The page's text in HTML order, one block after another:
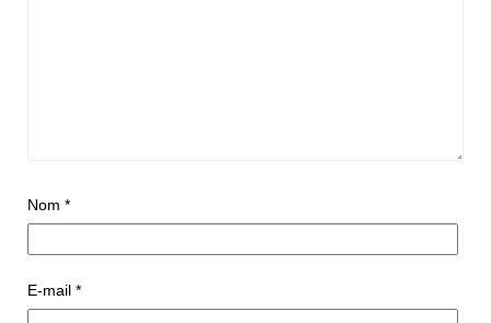
Nom *
E-mail *